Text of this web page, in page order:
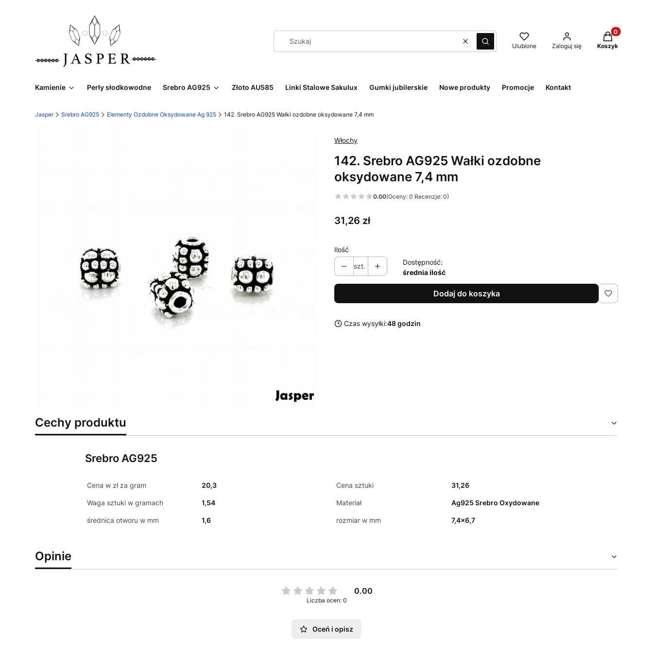
WyczyśćSzukaj Ulubione Zaloguj się
Produkty w
Koszyk
Kamienie Perły słodkowodne Srebro AG925 Złoto AU585 Linki Stalowe Sakulux Gumki jubilerskie Nowe produkty Promocje Kontakt
Jasper Srebro AG925 Elementy Ozdobne Oksydowane Ag 925 142. Srebro AG925 Wałki ozdobne oksydowane 7,4 mm
Włochy
142. Srebro AG925 Wałki ozdobne
oksydowane 7,4 mm
0.00(Oceny: 0 Recenzje: 0)
Cena
31,26 zł
Ilość
szt.
Dostępność:
średnia ilość
Dodaj do koszyka
Czas wysyłki:48 godzin
Cechy produktu
Srebro AG925
Cena w zł za gram 20,3 Cena sztuki 31,26
Waga sztuki w gramach 1,54 Materiał Ag925 Srebro Oxydowane
średnica otworu w mm 1,6 rozmiar w mm 7,4x6,7
Opinie
0.00
Liczba ocen: 0
Oceń i opisz